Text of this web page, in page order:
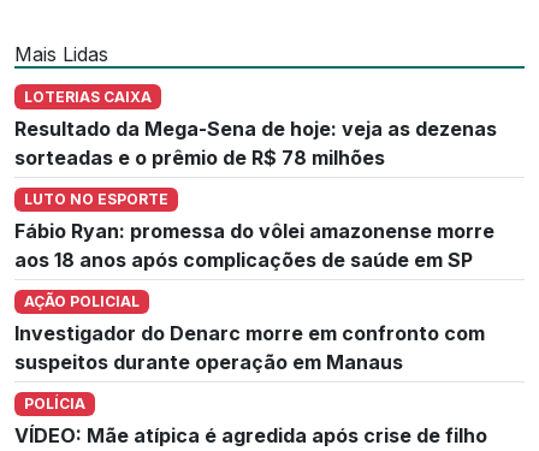
Mais Lidas
LOTERIAS CAIXA
Resultado da Mega-Sena de hoje: veja as dezenas
sorteadas e o prêmio de R$ 78 milhões
LUTO NO ESPORTE
Fábio Ryan: promessa do vôlei amazonense morre
aos 18 anos após complicações de saúde em SP
AÇÃO POLICIAL
Investigador do Denarc morre em confronto com
suspeitos durante operação em Manaus
POLÍCIA
VÍDEO: Mãe atípica é agredida após crise de filho